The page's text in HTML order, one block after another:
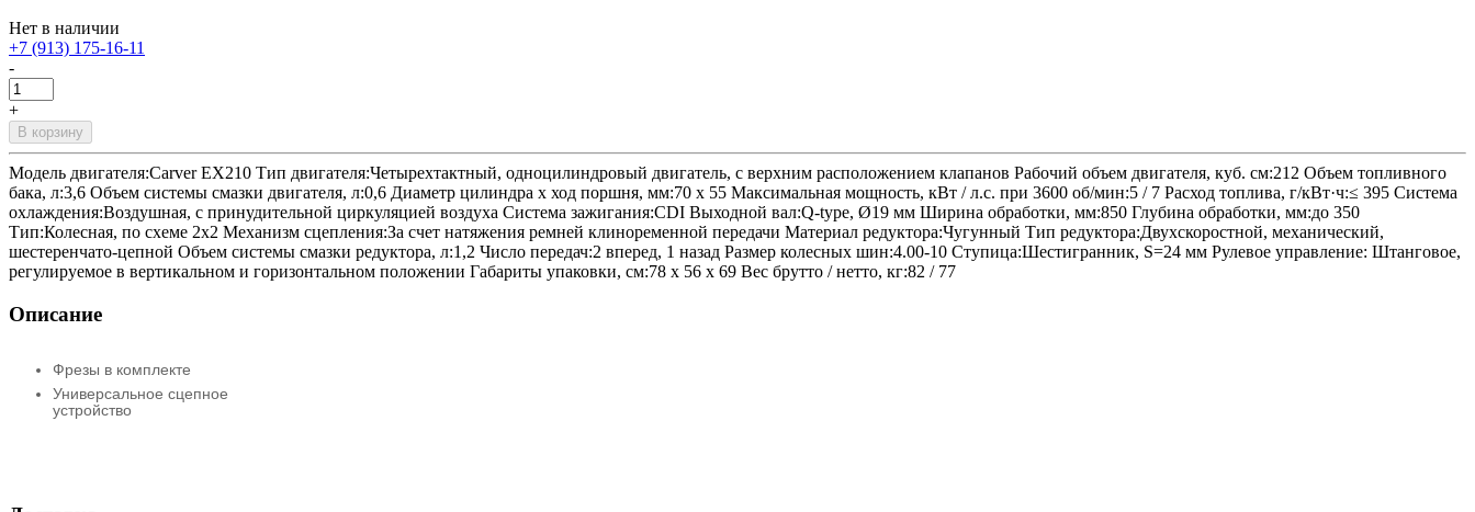
Нет в наличии
+7 (913) 175-16-11
-
+
В корзину
Модель двигателя:Carver EX210 Тип двигателя:Четырехтактный, одноцилиндровый двигатель, с верхним расположением клапанов Рабочий объем двигателя, куб. см:212 Объем топливного
бака, л:3,6 Объем системы смазки двигателя, л:0,6 Диаметр цилиндра х ход поршня, мм:70 х 55 Максимальная мощность, кВт / л.с. при 3600 об/мин:5 / 7 Расход топлива, г/кВт·ч:≤ 395 Система
охлаждения:Воздушная, с принудительной циркуляцией воздуха Система зажигания:CDI Выходной вал:Q-type, Ø19 мм Ширина обработки, мм:850 Глубина обработки, мм:до 350
Тип:Колесная, по схеме 2x2 Механизм сцепления:За счет натяжения ремней клиноременной передачи Материал редуктора:Чугунный Тип редуктора:Двухскоростной, механический,
шестеренчато-цепной Объем системы смазки редуктора, л:1,2 Число передач:2 вперед, 1 назад Размер колесных шин:4.00-10 Cтупица:Шестигранник, S=24 мм Рулевое управление: Штанговое,
регулируемое в вертикальном и горизонтальном положении Габариты упаковки, cм:78 х 56 х 69 Вес брутто / нетто, кг:82 / 77
Описание
Фрезы в комплекте
Универсальное сцепное
устройство